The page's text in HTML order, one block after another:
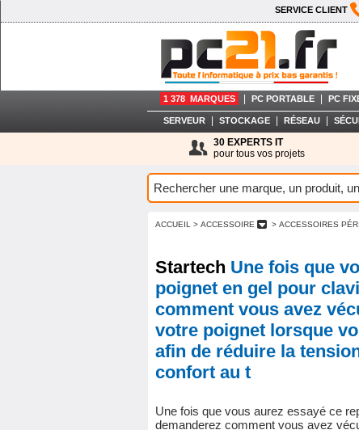
SERVICE CLIENT
1 378 MARQUES PC PORTABLE PC
SERVEUR STOCKAGE RÉSEAU
30 EXPERTS IT
pour tous vos projets
ACCUEIL > ACCESSOIRE > ACCESSOIRES
Startech Une fois que
poignet en gel pour
comment vous avez
votre poignet lorsque
afin de réduire la
confort au t
Une fois que vous aurez essayé ce
demanderez comment vous avez